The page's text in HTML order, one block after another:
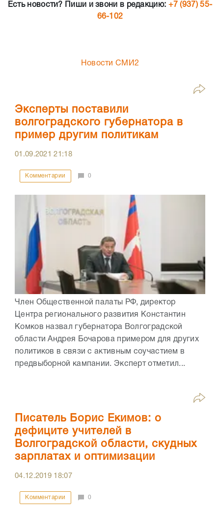
Есть новости? Пиши и звони в редакцию: +7 (937) 55-
66-102
Новости СМИ2
Эксперты поставили
волгоградского губернатора в
пример другим политикам
01.09.202121:18
Комментарии 0
Член Общественной палаты РФ, директор
Центра регионального развития Константин
Комков назвал губернатора Волгоградской
области Андрея Бочарова примером для других
политиков в связи с активным соучастием в
предвыборной кампании. Эксперт отметил...
Писатель Борис Екимов: о
дефиците учителей в
Волгоградской области, скудных
зарплатах и оптимизации
04.12.2019 18:07
Комментарии 0